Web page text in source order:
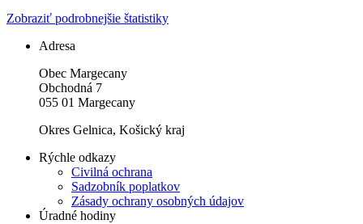
Zobraziť podrobnejšie štatistiky
Adresa
Obec Margecany
Obchodná 7
055 01 Margecany
Okres Gelnica, Košický kraj
Rýchle odkazy
Civilná ochrana
Sadzobník poplatkov
Zásady ochrany osobných údajov
Úradné hodiny